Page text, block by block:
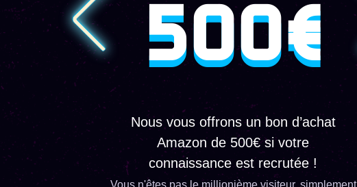
500€
Nous vous offrons un bon d’achat
Amazon de 500€ si votre
connaissance est recrutée !
Vous n'êtes pas le millionième visiteur, simplement